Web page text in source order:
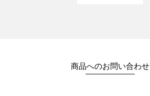
商品へのお問い合わせ